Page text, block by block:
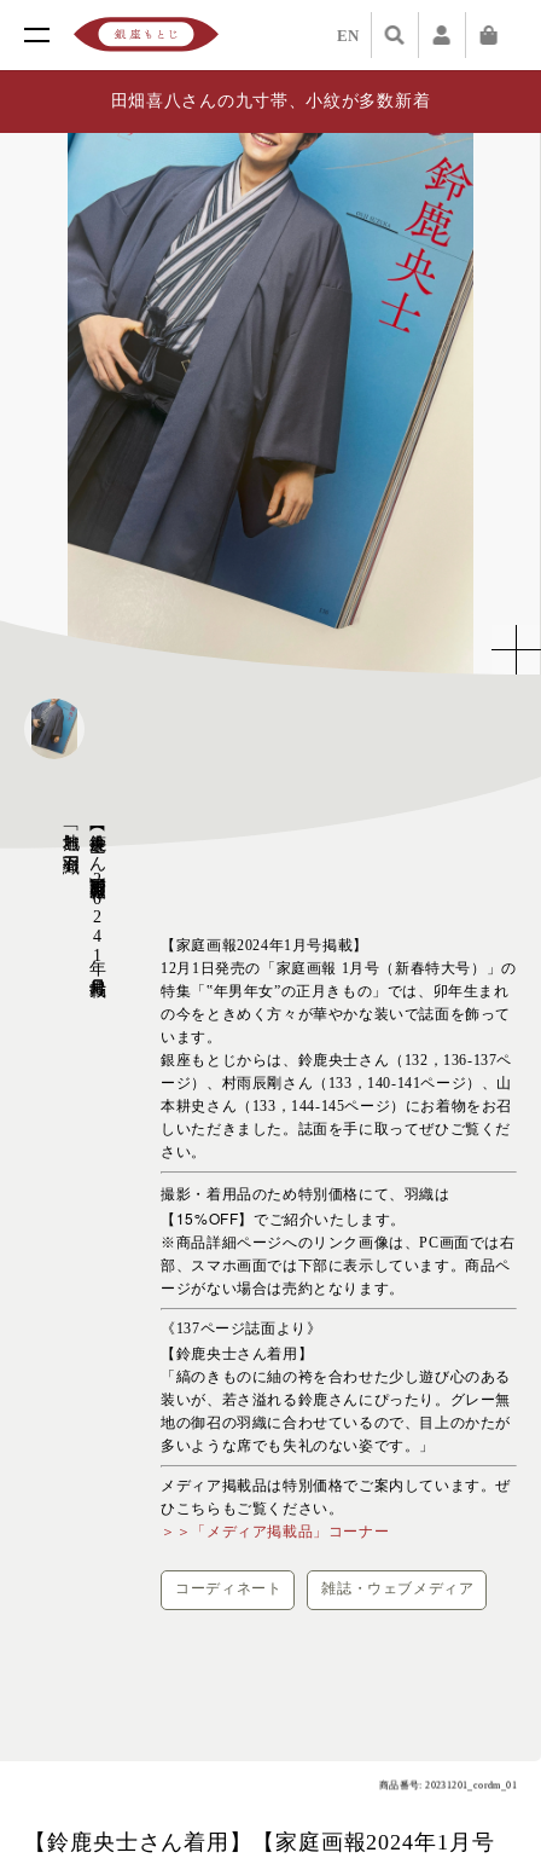
EN
田畑喜八さんの九寸帯、小紋が多数新着
【鈴鹿央士さん着用】家庭画報2024年1月号掲載
「無地お召羽織」
【家庭画報2024年1月号掲載】
12月1日発売の「家庭画報 1月号（新春特大号）」の
特集「‟年男年女”の正月きもの」では、卯年生まれ
の今をときめく方々が華やかな装いで誌面を飾って
います。
銀座もとじからは、鈴鹿央士さん（132，136-137ペ
ージ）、村雨辰剛さん（133，140-141ページ）、山
本耕史さん（133，144-145ページ）にお着物をお召
しいただきました。誌面を手に取ってぜひご覧くだ
さい。
撮影・着用品のため特別価格にて、羽織は
【15%OFF】でご紹介いたします。
※商品詳細ページへのリンク画像は、PC画面では右
部、スマホ画面では下部に表示しています。商品ペ
ージがない場合は売約となります。
《137ページ誌面より》
【鈴鹿央士さん着用】
「縞のきものに紬の袴を合わせた少し遊び心のある
装いが、若さ溢れる鈴鹿さんにぴったり。グレー無
地の御召の羽織に合わせているので、目上のかたが
多いような席でも失礼のない姿です。」
メディア掲載品は特別価格でご案内しています。ぜ
ひこちらもご覧ください。
＞＞「メディア掲載品」コーナー
コーディネート 雑誌・ウェブメディア
商品番号: 20231201_cordm_01
【鈴鹿央士さん着用】【家庭画報2024年1月号